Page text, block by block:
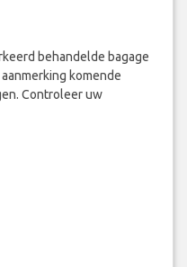
behandelde bagage
komende
Controleer uw